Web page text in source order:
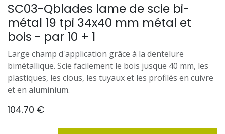
SC03-Qblades lame de scie bi-
métal 19 tpi 34x40 mm métal et
bois - par 10 + 1
Large champ d'application grâce à la dentelure
bimétallique. Scie facilement le bois jusque 40 mm, les
plastiques, les clous, les tuyaux et les profilés en cuivre
et en aluminium.
104.70 €